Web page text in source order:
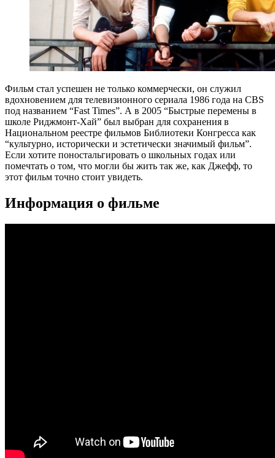
Фильм стал успешен не только коммерчески, он служил
вдохновением для телевизионного сериала 1986 года на CBS
под названием “Fast Times”. А в 2005 “Быстрые перемены в
школе Риджмонт-Хай” был выбран для сохранения в
Национальном реестре фильмов Библиотеки Конгресса как
“культурно, исторически и эстетически значимый фильм”.
Если хотите поностальгировать о школьных годах или
помечтать о том, что могли бы жить так же, как Джефф, то
этот фильм точно стоит увидеть.
Информация о фильме